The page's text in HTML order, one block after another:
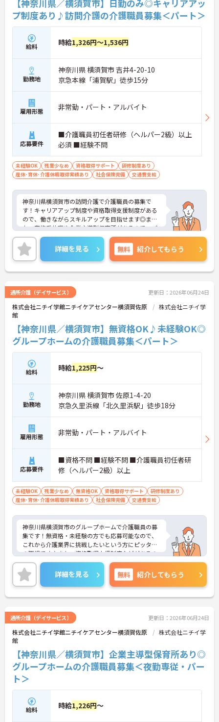
【神奈川県／横須賀市】日勤のみ◎キャリアアッ
プ制度あり♪訪問介護の介護職員募集＜パート＞
給料 時給1,326円～1,536円
勤務地
神奈川県 横須賀市 吉井4-20-10
京急本線「浦賀駅」徒歩15分
雇用形態 非常勤・パート・アルバイト
応募要件
■介護職員初任者研修（ヘルパー2級）以上
必須 ■経験不問
未経験OK 残業少なめ 資格取得サポート
研修制度あり
産休･育休･介護休暇取得実績あり
社会保険完備 交通費支給
神奈川県横須賀市の訪問介護で介護職員の募集で
す！キャリアアップ制度や資格取得支援制度がある
ので、働きながらスキルアップを目指せます◎ま
た、家族愛休暇や企業主導型保育所があるので、ご
家族のいる方でも安心です♪ご興味のある方は、面
接ポイントをお伝えしますので、お気軽にご連絡く
ださい。
詳細を見る 無料 紹介してもらう
通所介護（デイサービス） 更新日：2026年06月24日
株式会社ニチイ学館ニチイケアセンター横須賀佐原
株式会社ニチイ学
館
【神奈川県／横須賀市】無資格OK♪未経験OK◎
グループホームの介護職員募集＜パート＞
給料 時給1,225円～
勤務地
神奈川県 横須賀市 佐原1-4-20
京急久里浜線「北久里浜駅」徒歩18分
雇用形態 非常勤・パート・アルバイト
応募要件
■資格不問 ■経験不問 ■介護職員初任者研
修（ヘルパー2級）以上
未経験OK 残業少なめ 無資格OK 資格取得サポート
研修制度あり
産休･育休･介護休暇取得実績あり
社会保険完備 交通費支給
神奈川県横須賀市のグループホームで介護職員の募
集です！無資格・未経験の方でも応募可能なので、
これから介護業界に挑戦したいという方にピッタリ
の職場です♪また、資格取得支援制度などがあるの
で、働きながらスキルアップも目指せます◎ご興味
のある方は、面接ポイントをお伝えしますので、お
気軽にご連絡ください。
詳細を見る 無料 紹介してもらう
通所介護（デイサービス） 更新日：2026年06月24日
株式会社ニチイ学館ニチイケアセンター横須賀佐原
株式会社ニチイ学
館
【神奈川県／横須賀市】企業主導型保育所あり◎
グループホームの介護職員募集＜夜勤専従・パー
ト＞
給料 時給1,226円～